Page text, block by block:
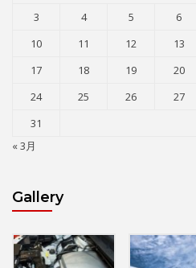
3
4 5 6
10
11 12 13
17
18 19 20
24
25 26 27
31
« 3月
Gallery